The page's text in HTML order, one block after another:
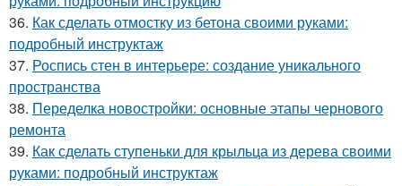
36. Как сделать отмостку из бетона своими руками:
подробный инструктаж
37. Роспись стен в интерьере: создание уникального
пространства
38. Переделка новостройки: основные этапы чернового
ремонта
39. Как сделать ступеньки для крыльца из дерева своими
руками: подробный инструктаж